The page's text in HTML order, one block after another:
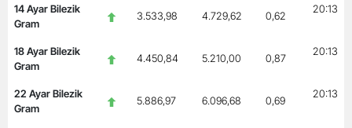
14 Ayar Bilezik
Gram
3.533,98 4.729,62 0,62
20:13
18 Ayar Bilezik
Gram
4.450,84 5.210,00 0,87
20:13
22 Ayar Bilezik
Gram
5.886,97 6.096,68 0,69
20:13